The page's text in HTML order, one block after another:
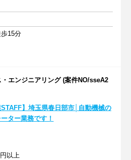
15分
エンジニアリング (案件NO/sseA2
STAFF】埼玉県春日部市│自動機械の
ター業務です！
以上